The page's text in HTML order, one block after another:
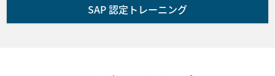
■第5条 (コースの開催)SAP 認定トレーニング